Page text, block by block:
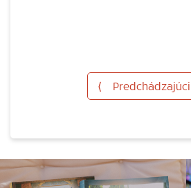
⟨ Predchádzajúci